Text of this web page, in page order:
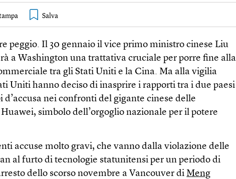
peggio. Il 30 gennaio il vice primo ministro cinese Liu
a Washington una trattativa cruciale per porre fine alla
tra gli Stati Uniti e la Cina. Ma alla vigilia
Uniti hanno deciso di inasprire i rapporti tra i due paesi
d’accusa nei confronti del gigante cinese delle
simbolo dell’orgoglio nazionale per il potere
accuse molto gravi, che vanno dalla violazione delle
al furto di tecnologie statunitensi per un periodo di
dello scorso novembre a Vancouver di Meng